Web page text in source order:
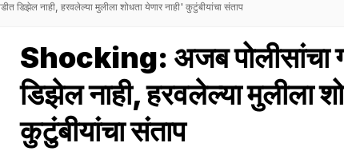
डिझेल नाही, हरवलेल्या मुलीला शोधता येणार नाही' कुटुंबीयांचा संताप
Shocking: अजब पोलीसांचा
डिझेल नाही, हरवलेल्या मुलीला
कुटुंबीयांचा संताप